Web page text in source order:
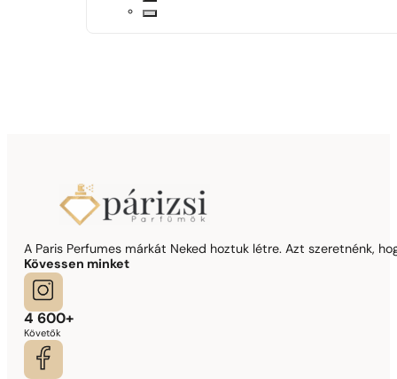
A Paris Perfumes márkát Neked hoztuk létre. Azt szeretnénk,
Kövessen minket
4 600+
Követők